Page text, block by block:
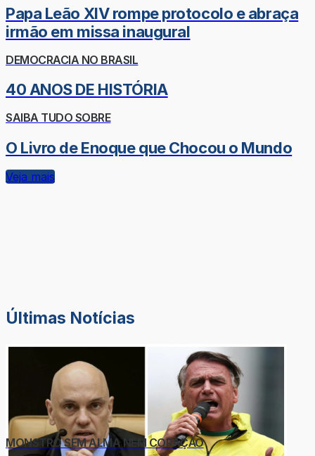
Papa Leão XIV rompe protocolo e abraça
irmão em missa inaugural
DEMOCRACIA NO BRASIL
40 ANOS DE HISTÓRIA
SAIBA TUDO SOBRE
O Livro de Enoque que Chocou o Mundo
Veja mais
Últimas Notícias
MONSTRO SEM ALMA NEM CORAÇÃO